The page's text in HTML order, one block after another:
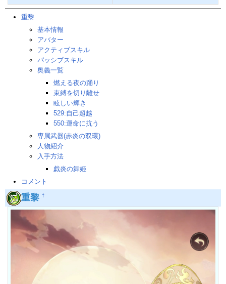
重黎
基本情報
アバター
アクティブスキル
パッシブスキル
奥義一覧
燃える夜の踊り
束縛を切り離せ
眩しい輝き
529:自己超越
550:運命に抗う
専属武器(赤炎の双環)
人物紹介
入手方法
戯炎の舞姫
コメント
重黎 †